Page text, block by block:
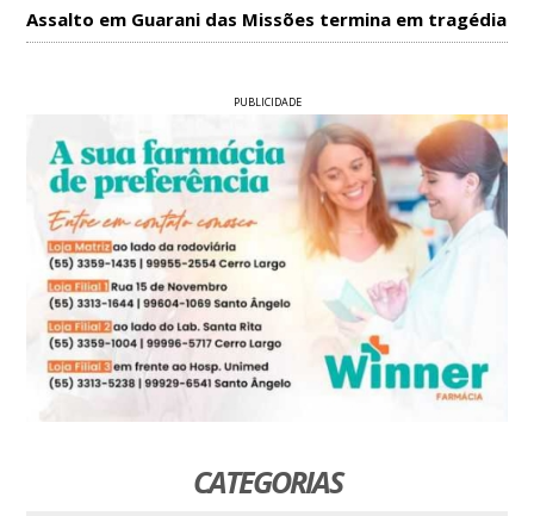
Assalto em Guarani das Missões termina em tragédia
PUBLICIDADE
CATEGORIAS